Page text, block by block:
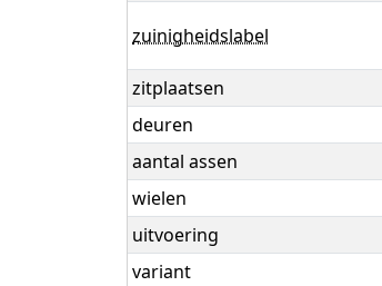
zuinigheidslabel
zitplaatsen
deuren
aantal assen
wielen
uitvoering
variant